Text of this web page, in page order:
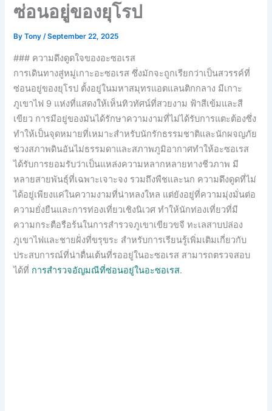
ซ่อนอยู่ของยุโรป
ByTony/September 22, 2025
### ความดึงดูดใจของอะซอเรส
การเดินทางสู่หมู่เกาะอะซอเรส ซึ่งมักจะถูกเรียกว่าเป็นสวรรค์ที่
ซ่อนอยู่ของยุโรป ตั้งอยู่ในมหาสมุทรแอตแลนติกกลาง มีเกาะ
ภูเขาไฟ 9 แห่งที่แสดงให้เห็นทิวทัศน์ที่สวยงาม ฟ้าสีเข้มและสี
เขียว การมีอยู่ของมันได้รักษาความงามที่ไม่ได้รับการแตะต้องซึ่ง
ทำให้เป็นจุดหมายที่เหมาะสำหรับนักรักธรรมชาติและนักผจญภัย
ช่วงสภาพดินอันไม่ธรรมดาและสภาพภูมิอากาศทำให้อะซอเรส
ได้รับการยอมรับว่าเป็นแหล่งความหลากหลายทางชีวภาพ มี
หลายสายพันธุ์ที่เฉพาะเจาะจง รวมถึงพืชและนก ความดึงดูดที่ไม่
ได้อยู่เพียงแค่ในความงามที่น่าหลงใหล แต่ยังอยู่ที่ความมุ่งมั่นต่อ
ความยั่งยืนและการท่องเที่ยวเชิงนิเวศ ทำให้นักท่องเที่ยวที่มี
ความกระตือรือร้นในการสำรวจภูเขาเขียวขจี ทะเลสาบปล่อง
ภูเขาไฟและชายฝั่งที่ขรุขระ สำหรับการเรียนรู้เพิ่มเติมเกี่ยวกับ
ประสบการณ์ที่น่าตื่นเต้นที่รออยู่ในอะซอเรส สามารถตรวจสอบ
ได้ที่ การสำรวจอัญมณีที่ซ่อนอยู่ในอะซอเรส.